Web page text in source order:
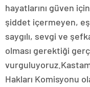
hayatlarını güven
şiddet içermeyen,
saygılı, sevgi ve
olması gerektiği
Hakları Komisyonu